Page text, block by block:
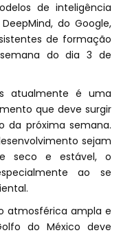
de inteligência
do Google,
de formação
do dia 3 de
atualmente é uma
que deve surgir
da próxima semana.
sejam
seco e estável, o
ao se
atmosférica ampla e
do México deve